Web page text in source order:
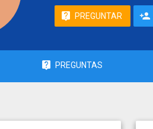
PREGUNTAR
PREGUNTAS